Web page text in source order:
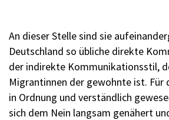
An dieser Stelle sind sie
Deutschland so übliche direkte
der indirekte Kommunikationsstil,
Migrantinnen der gewohnte ist. Für
in Ordnung und verständlich
sich dem Nein langsam genähert